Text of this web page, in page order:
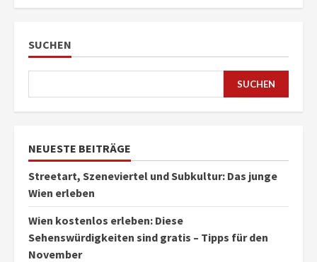
SUCHEN
SUCHEN
NEUESTE BEITRÄGE
Streetart, Szeneviertel und Subkultur: Das junge
Wien erleben
Wien kostenlos erleben: Diese
Sehenswürdigkeiten sind gratis – Tipps für den
November